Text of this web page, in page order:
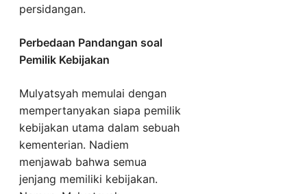
persidangan.
Perbedaan Pandangan soal
Pemilik Kebijakan
Mulyatsyah memulai dengan
mempertanyakan siapa pemilik
kebijakan utama dalam sebuah
kementerian. Nadiem
menjawab bahwa semua
jenjang memiliki kebijakan.